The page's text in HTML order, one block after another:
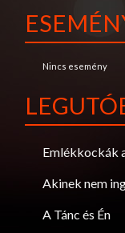
Nincs esemény
Emlékkockák
Akinek nem
A Tánc és Én